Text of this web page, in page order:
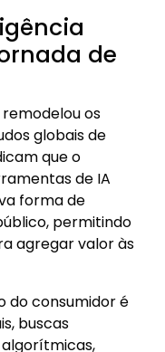
de
os
globais de
que o
de IA
forma de
permitindo
agregar valor às
do consumidor é
buscas